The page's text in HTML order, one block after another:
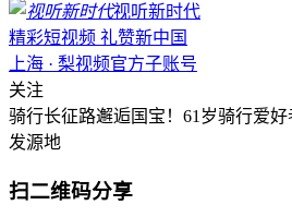
视听新时代
精彩短视频 礼赞新中国
上海 · 梨视频官方子账号
关注
骑行长征路邂逅国宝！61岁骑行爱
发源地
扫二维码分享